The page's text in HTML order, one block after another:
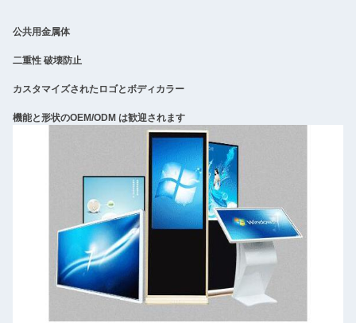
公共用金属体
二重性 破壊防止
カスタマイズされたロゴとボディカラー
機能と形状のOEM/ODM は歓迎されます